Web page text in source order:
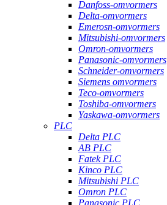
Danfoss-omvormers
Delta-omvormers
Emerosn-omvormers
Mitsubishi-omvormers
Omron-omvormers
Panasonic-omvormers
Schneider-omvormers
Siemens omvormers
Teco-omvormers
Toshiba-omvormers
Yaskawa-omvormers
PLC
Delta PLC
AB PLC
Fatek PLC
Kinco PLC
Mitsubishi PLC
Omron PLC
Panasonic PLC